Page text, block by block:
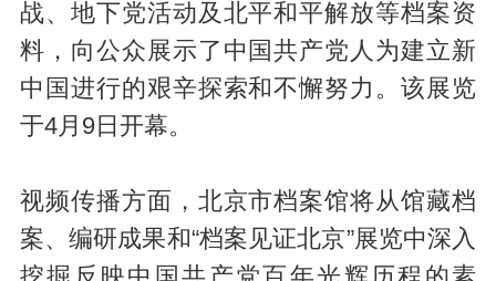
战、地下党活动及北平和平解放等档案资
料，向公众展示了中国共产党人为建立新
中国进行的艰辛探索和不懈努力。该展览
于4月9日开幕。
视频传播方面，北京市档案馆将从馆藏档
案、编研成果和“档案见证北京”展览中深入